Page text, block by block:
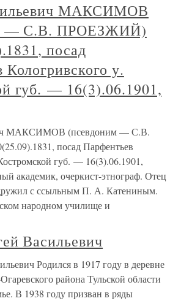
МАКСИМОВ
— С.В. ПРОЕЗЖИЙ)
посад
у.
губ. — 16(3).06.1901,
МАКСИМОВ (псевдоним — С.В.
посад Парфентьев
губ. — 16(3).06.1901,
академик, очеркист-этнограф. Отец
с ссыльным П. А. Катениным.
народном училище и
Васильевич
Родился в 1917 году в деревне
района Тульской области
В 1938 году призван в ряды